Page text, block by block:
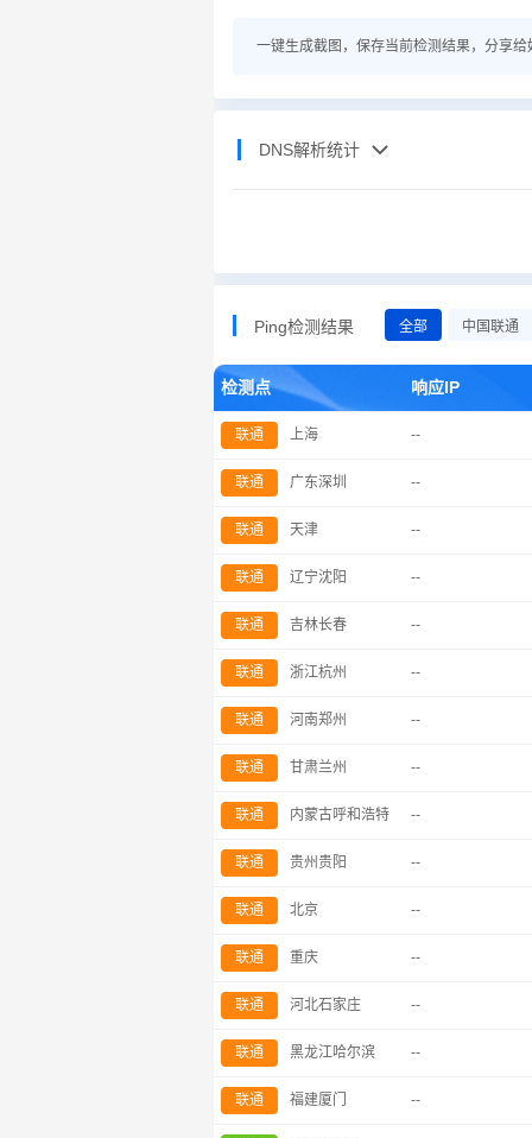
一键生成截图，保存当前检测结果，分享给
DNS解析统计
Ping检测结果 全部 中国联通
检测点 响应IP
联通 上海 --
联通 广东深圳 --
联通 天津 --
联通 辽宁沈阳 --
联通 吉林长春 --
联通 浙江杭州 --
联通 河南郑州 --
联通 甘肃兰州 --
联通 内蒙古呼和浩特 --
联通 贵州贵阳 --
联通 北京 --
联通 重庆 --
联通 河北石家庄 --
联通 黑龙江哈尔滨 --
联通 福建厦门 --